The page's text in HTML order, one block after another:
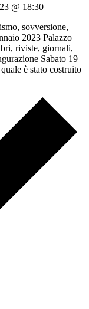
@ 18:30
sovversione,
2023 Palazzo
riviste, giornali,
Sabato 19
è stato costruito